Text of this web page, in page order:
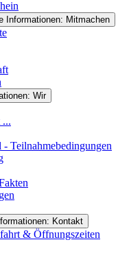
Informationen: Mitmachen
Wir
...
Teilnahmebedingungen
Kontakt
& Öffnungszeiten